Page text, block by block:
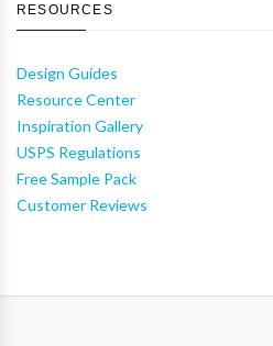
RESOURCES
Design Guides
Resource Center
Inspiration Gallery
USPS Regulations
Free Sample Pack
Customer Reviews